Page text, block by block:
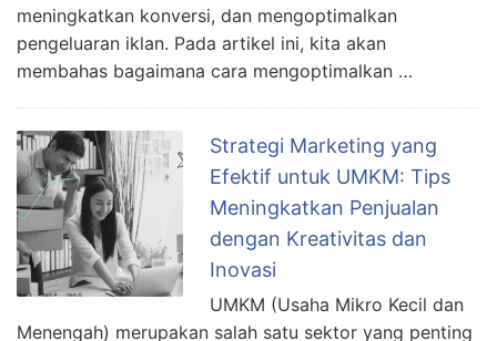
meningkatkan konversi, dan mengoptimalkan
pengeluaran iklan. Pada artikel ini, kita akan
membahas bagaimana cara mengoptimalkan …
Strategi Marketing yang
Efektif untuk UMKM: Tips
Meningkatkan Penjualan
dengan Kreativitas dan
Inovasi
UMKM (Usaha Mikro Kecil dan
Menengah) merupakan salah satu sektor yang penting